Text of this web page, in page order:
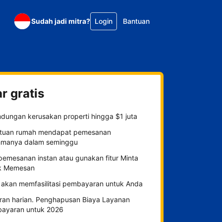
Sudah jadi mitra? Login Bantuan
gratis
kerusakan properti hingga $1 juta
rumah mendapat pemesanan
dalam seminggu
instan atau gunakan fitur Minta
Memesan
akan memfasilitasi pembayaran untuk Anda
harian. Penghapusan Biaya Layanan
untuk 2026